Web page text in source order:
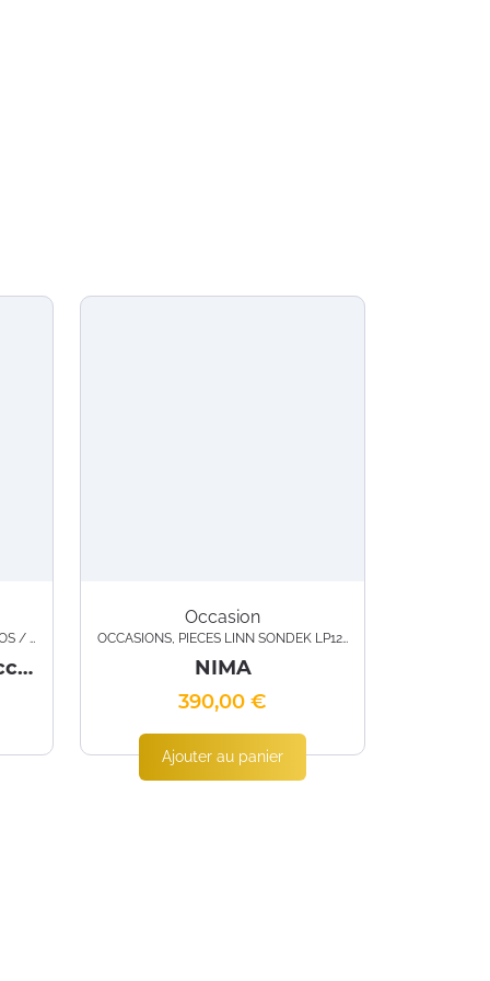
Majik Sondek LP12 occasion
Occasion
OCCASIONS PIÈCES LINN SONDEK LP12 ,
NIMA
390,00 €
Ajouter au panier